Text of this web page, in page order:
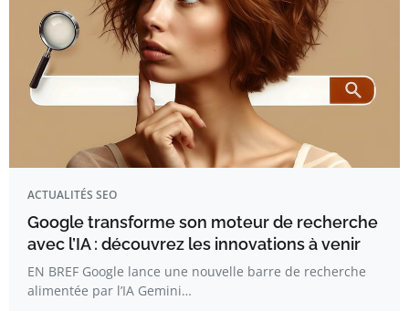
ACTUALITÉS SEO
Google transforme son moteur de recherche
avec l’IA : découvrez les innovations à venir
EN BREF Google lance une nouvelle barre de recherche
alimentée par l’IA Gemini…